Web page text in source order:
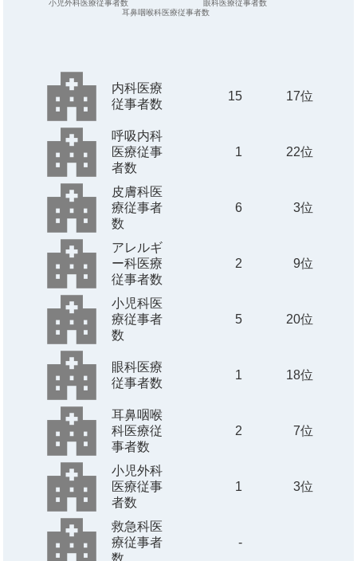
内科医療
従事者数
15 17位
呼吸内科
医療従事
者数
1 22位
皮膚科医
療従事者
数
6 3位
アレルギ
ー科医療
従事者数
2 9位
小児科医
療従事者
数
5 20位
眼科医療
従事者数
1 18位
耳鼻咽喉
科医療従
事者数
2 7位
小児外科
医療従事
者数
1 3位
救急科医
療従事者
-